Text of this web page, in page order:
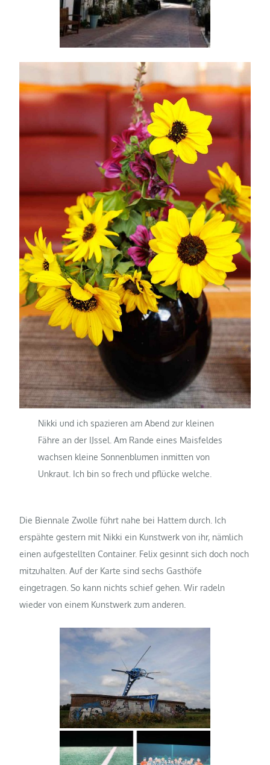
Nikki und ich spazieren am Abend zur kleinen
Fähre an der IJssel. Am Rande eines Maisfeldes
wachsen kleine Sonnenblumen inmitten von
Unkraut. Ich bin so frech und pflücke welche.
Die Biennale Zwolle führt nahe bei Hattem durch. Ich
erspähte gestern mit Nikki ein Kunstwerk von ihr, nämlich
einen aufgestellten Container. Felix gesinnt sich doch noch
mitzuhalten. Auf der Karte sind sechs Gasthöfe
eingetragen. So kann nichts schief gehen. Wir radeln
wieder von einem Kunstwerk zum anderen.